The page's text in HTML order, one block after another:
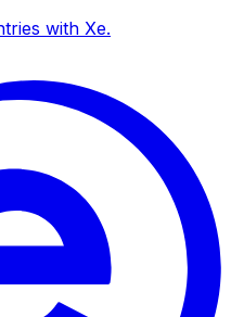
with Xe.